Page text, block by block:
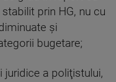
prin HG, nu cu
şi
bugetare;
juridice a poliţistului,